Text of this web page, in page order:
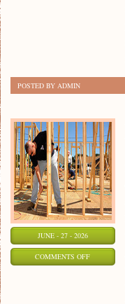
POSTED BY ADMIN
JUNE - 27 - 2026
COMMENTS OFFON